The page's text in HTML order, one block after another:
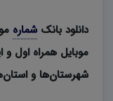
دانلود بانک شماره
موبایل همراه اول و
شهرستان‌ها و